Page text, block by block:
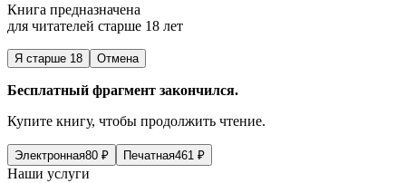
Книга предназначена
для читателей старше 18 лет
Я старше 18 Отмена
Бесплатный фрагмент закончился.
Купите книгу, чтобы продолжить чтение.
Электронная80 ₽ Печатная461 ₽
Наши услуги